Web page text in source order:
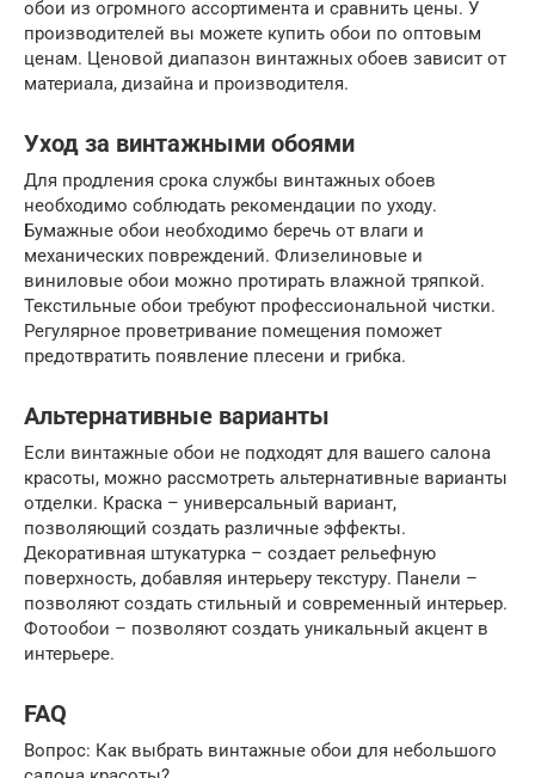
обои из огромного ассортимента и сравнить цены. У
производителей вы можете купить обои по оптовым
ценам. Ценовой диапазон винтажных обоев зависит от
материала, дизайна и производителя.
Уход за винтажными обоями
Для продления срока службы винтажных обоев
необходимо соблюдать рекомендации по уходу.
Бумажные обои необходимо беречь от влаги и
механических повреждений. Флизелиновые и
виниловые обои можно протирать влажной тряпкой.
Текстильные обои требуют профессиональной чистки.
Регулярное проветривание помещения поможет
предотвратить появление плесени и грибка.
Альтернативные варианты
Если винтажные обои не подходят для вашего салона
красоты, можно рассмотреть альтернативные варианты
отделки. Краска – универсальный вариант,
позволяющий создать различные эффекты.
Декоративная штукатурка – создает рельефную
поверхность, добавляя интерьеру текстуру. Панели –
позволяют создать стильный и современный интерьер.
Фотообои – позволяют создать уникальный акцент в
интерьере.
FAQ
Вопрос: Как выбрать винтажные обои для небольшого